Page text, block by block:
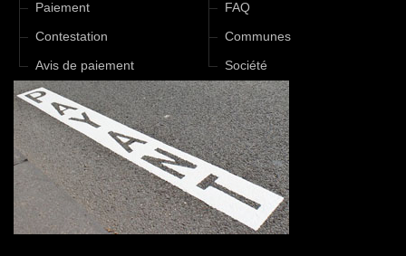
Paiement
Contestation
Avis de paiement
FAQ
Communes
Société